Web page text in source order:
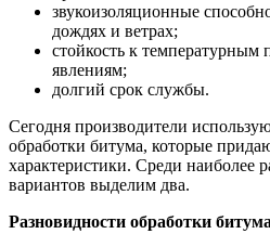
звукоизоляционные
дождях и ветрах;
стойкость к
явлениям;
долгий срок службы.
Сегодня производители
обработки битума, которые
характеристики. Среди наиболее
вариантов выделим два.
Разновидности обработки